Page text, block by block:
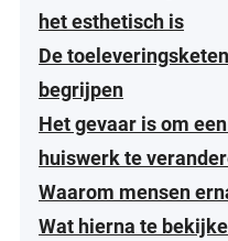
het esthetisch is
De
begrijpen
Het gevaar is om
huiswerk te
Waarom mensen
Wat hierna te